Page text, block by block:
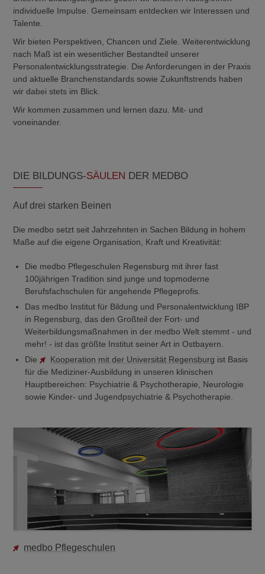
individuelle Impulse. Gemeinsam entdecken wir Interessen und
Talente.
Wir bieten Perspektiven, Chancen und Ziele. Weiterentwicklung
nach Maß ist ein wesentlicher Bestandteil unserer
Personalentwicklungsstrategie. Die Anforderungen in der Praxis
und aktuelle Branchenstandards sowie Zukunftstrends haben
wir dabei stets im Blick.
Wir kommen zusammen und lernen dazu. Mit- und
voneinander.
DIE BILDUNGS-SÄULEN DER MEDBO
Auf drei starken Beinen
Die medbo setzt seit Jahrzehnten in Sachen Bildung in hohem
Maße auf die eigene Organisation, Kraft und Kreativität:
Die medbo Pflegeschulen Regensburg mit ihrer fast
100jährigen Tradition sind junge und topmoderne
Berufsfachschulen für angehende Pflegeprofis.
Das medbo Institut für Bildung und Personalentwicklung IBP
in Regensburg, das den Großteil der Fort- und
Weiterbildungsmaßnahmen in der medbo Welt stemmt - und
mehr! - ist das größte Institut seiner Art in Ostbayern.
Die
Kooperation mit der Universität Regensburg ist Basis
für die Mediziner-Ausbildung in unseren klinischen
Hauptbereichen: Psychiatrie & Psychotherapie, Neurologie
sowie Kinder- und Jugendpsychiatrie & Psychotherapie.
medbo Pflegeschulen